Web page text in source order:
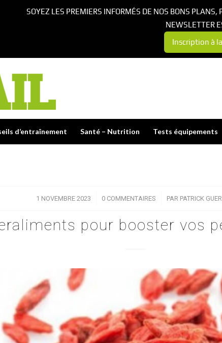
d’entraînement Santé – Nutrition Tests équipements
1 NOVEMBRE 2023
/ 0 COMMENTAIRES
/ PAR PATRICK
pour booster vos
SOYEZ LES PREMIERS INFORMÉS DE NOS BONS
NEWSLETTER
Inscription à